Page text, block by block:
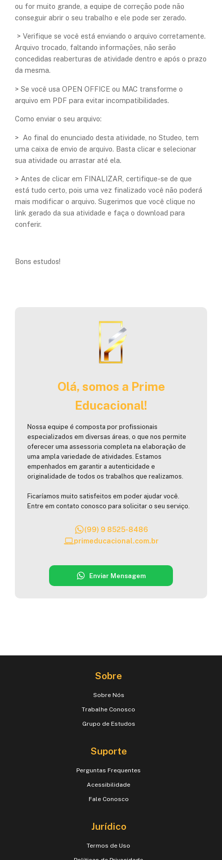
ou for muito grande, a equipe de correção pode não
conseguir abrir o seu trabalho e ele pode ser zerado.
> Verifique se você está enviando o arquivo corretamente.
Arquivo trocado, faltando informações, não serão
concedidas reaberturas de atividade dentro e após o prazo
da mesma.
> Se você usa OPEN OFFICE ou MAC transforme o
arquivo em PDF para evitar incompatibilidades.
Como enviar o seu arquivo:
> Ao final do enunciado desta atividade, no Studeo, tem
uma caixa de envio de arquivo. Basta clicar e selecionar
sua atividade ou arrastar até ela.
> Antes de clicar em FINALIZAR, certifique-se de que
está tudo certo, pois uma vez finalizado você não poderá
mais modificar o arquivo. Sugerimos que você clique no
link gerado da sua atividade e faça o download para
conferir.
Bons estudos!
Olá, somos a Prime
Educacional!
Nossa equipe é composta por profissionais
especializados em diversas áreas, o que nos permite
oferecer uma assessoria completa na elaboração de
uma ampla variedade de atividades. Estamos
empenhados em garantir a autenticidade e
originalidade de todos os trabalhos que realizamos.
Ficaríamos muito satisfeitos em poder ajudar você.
Entre em contato conosco para solicitar o seu serviço.
(99) 9 8525-8486
primeducacional.com.br
Enviar Mensagem
Sobre
Sobre Nós
Trabalhe Conosco
Grupo de Estudos
Suporte
Perguntas Frequentes
Acessibilidade
Fale Conosco
Jurídico
Termos de Uso